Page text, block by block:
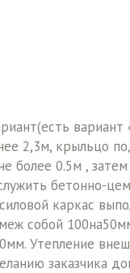
вариант
2,3м, крыльцо
более 0.5м ,
бетонно-
каркас
собой
Утепление
заказчика